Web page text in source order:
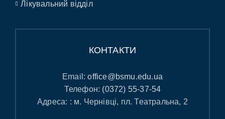
Лікувальний відділ
КОНТАКТИ
Email:office@bsmu.edu.ua
Телефон: (0372) 55-37-54
Адреса: : м. Чернівці, пл. Театральна, 2